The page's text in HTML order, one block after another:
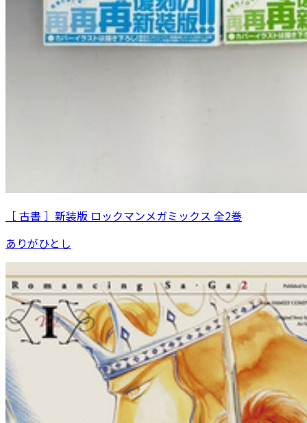
［ 古書 ］新装版 ロックマンメガミックス 全2巻
ありがひとし